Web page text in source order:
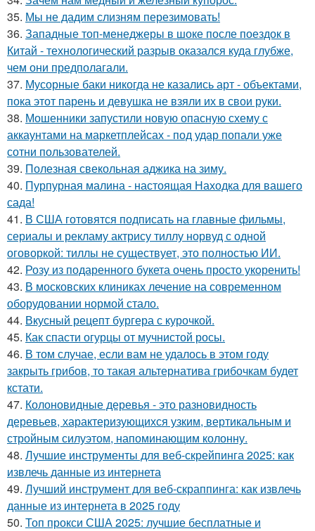
35. Мы не дадим слизням перезимовать!
36. Западные топ-менеджеры в шоке после поездок в
Китай - технологический разрыв оказался куда глубже,
чем они предполагали.
37. Мусорные баки никогда не казались арт - объектами,
пока этот парень и девушка не взяли их в свои руки.
38. Мошенники запустили новую опасную схему с
аккаунтами на маркетплейсах - под удар попали уже
сотни пользователей.
39. Полезная свекольная аджика на зиму.
40. Пурпурная малина - настоящая Находка для вашего
сада!
41. В США готовятся подписать на главные фильмы,
сериалы и рекламу актрису тиллу норвуд с одной
оговоркой: тиллы не существует, это полностью ИИ.
42. Розу из подаренного букета очень просто укoренить!
43. В московских клиниках лечение на современном
оборудовании нормой стало.
44. Вкусный рецепт бургера с курочкой.
45. Как спасти огурцы от мучнистой росы.
46. В том случае, если вам не удалось в этом году
закрыть грибов, то такая альтернатива грибочкам будет
кстати.
47. Колоновидные деревья - это разновидность
деревьев, характеризующихся узким, вертикальным и
стройным силуэтом, напоминающим колонну.
48. Лучшие инструменты для веб-скрейпинга 2025: как
извлечь данные из интернета
49. Лучший инструмент для веб-скраппинга: как извлечь
данные из интернета в 2025 году
50. Топ прокси США 2025: лучшие бесплатные и